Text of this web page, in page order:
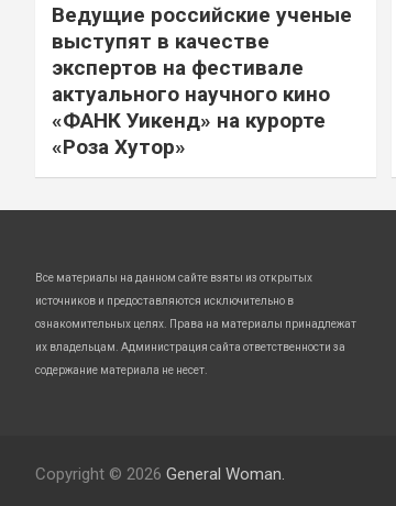
Ведущие российские ученые
выступят в качестве
экспертов на фестивале
актуального научного кино
«ФАНК Уикенд» на курорте
«Роза Хутор»
Все материалы на данном сайте взяты из открытых
источников и предоставляются исключительно в
ознакомительных целях. Права на материалы принадлежат
их владельцам. Администрация сайта ответственности за
содержание материала не несет.
Copyright © 2026 General Woman.